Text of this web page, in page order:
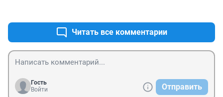
Читать все комментарии
Гость
Войти
Отправить